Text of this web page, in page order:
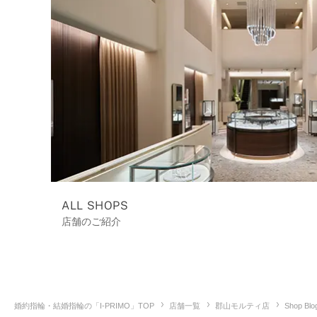
ALL SHOPS
店舗のご紹介
婚約指輪・結婚指輪の「I-PRIMO」TOP 店舗一覧 郡山モルティ店 Shop